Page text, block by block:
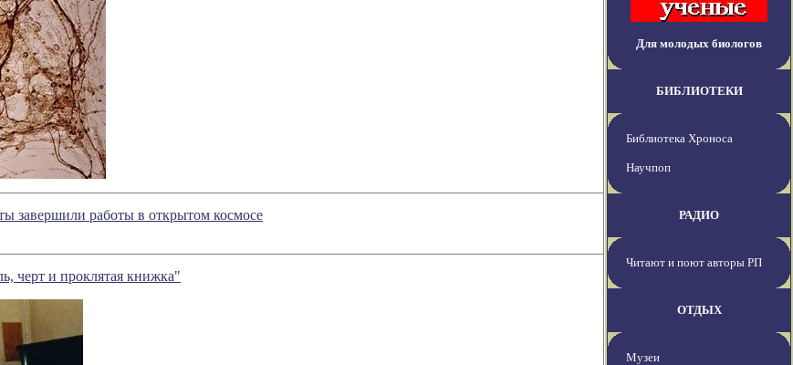
завершили работы в открытом космосе
черт и проклятая книжка"
Для молодых биологов
БИБЛИОТЕКИ
Библиотека Хроноса
Научпоп
РАДИО
Читают и поют авторы РП
ОТДЫХ
Музеи